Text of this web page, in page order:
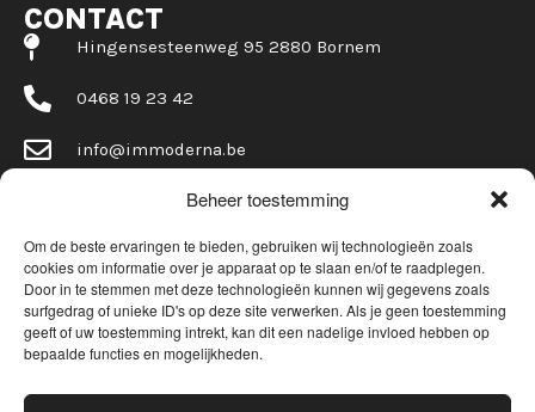
Beheer toestemming
Om de beste ervaringen te bieden, gebruiken wij technologieën zoals
cookies om informatie over je apparaat op te slaan en/of te raadplegen.
Door in te stemmen met deze technologieën kunnen wij gegevens zoals
surfgedrag of unieke ID's op deze site verwerken. Als je geen toestemming
geeft of uw toestemming intrekt, kan dit een nadelige invloed hebben op
bepaalde functies en mogelijkheden.
CONTACT
Hingensesteenweg 95 2880 Bornem
0468 19 23 42
info@immoderna.be
©2026Immoderna |Privacy|Cookies
De Makelaar is onderworpen aan de deontologische code van het BIV.